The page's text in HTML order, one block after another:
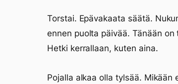
Torstai. Epävakaata säätä.
ennen puolta päivää. Tänään
Hetki kerrallaan, kuten aina.
Pojalla alkaa olla tylsää. Mikään